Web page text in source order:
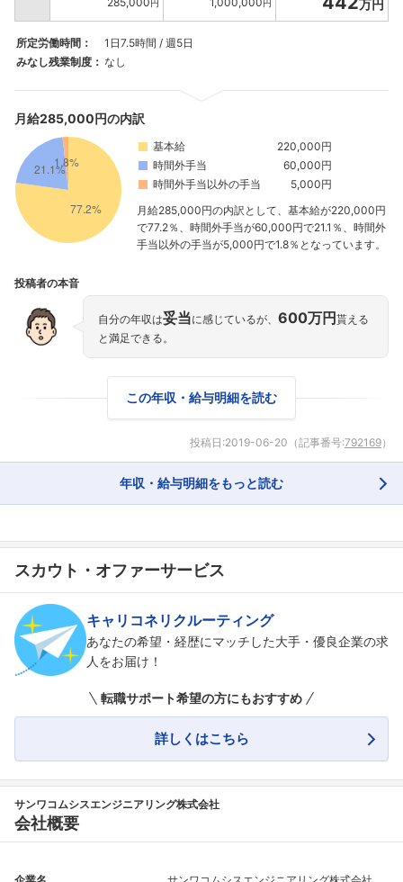
フォローしました
こちらの企業もフォローしませんか？
円 円 万円
所定労働時間：
1日7.5時間 / 週5日
みなし残業制度： なし
月給285,000円の内訳
基本給
220,000円
時間外手当
60,000円
時間外手当以外の手当
5,000円
月給285,000円の内訳として、基本給が220,000円
で77.2％、時間外手当が60,000円で21.1％、時間外
手当以外の手当が5,000円で1.8％となっています。
投稿者の本音
自分の年収は妥当に感じているが、 600万円 貰える
と満足できる。
この年収・給与明細を読む
投稿日:2019-06-20 （記事番号:792169）
年収・給与明細をもっと読む
スカウト・オファーサービス
キャリコネリクルーティング
あなたの希望・経歴にマッチした大手・優良企業の求
人をお届け！
転職サポート希望の方にもおすすめ
詳しくはこちら
サンワコムシスエンジニアリング株式会社
会社概要